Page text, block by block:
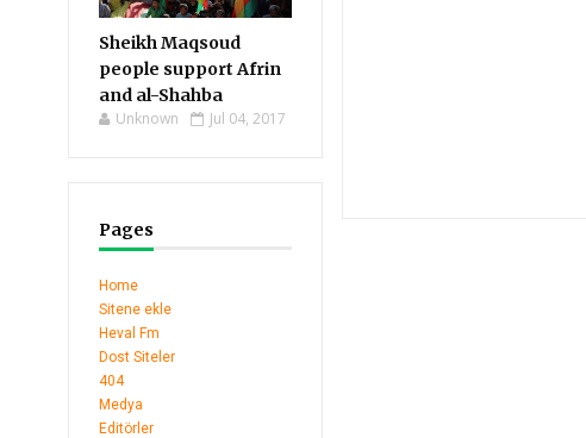
Sheikh Maqsoud
people support Afrin
and al-Shahba
Unknown Jul 04, 2017
Pages
Home
Sitene ekle
Heval Fm
Dost Siteler
404
Medya
Editörler